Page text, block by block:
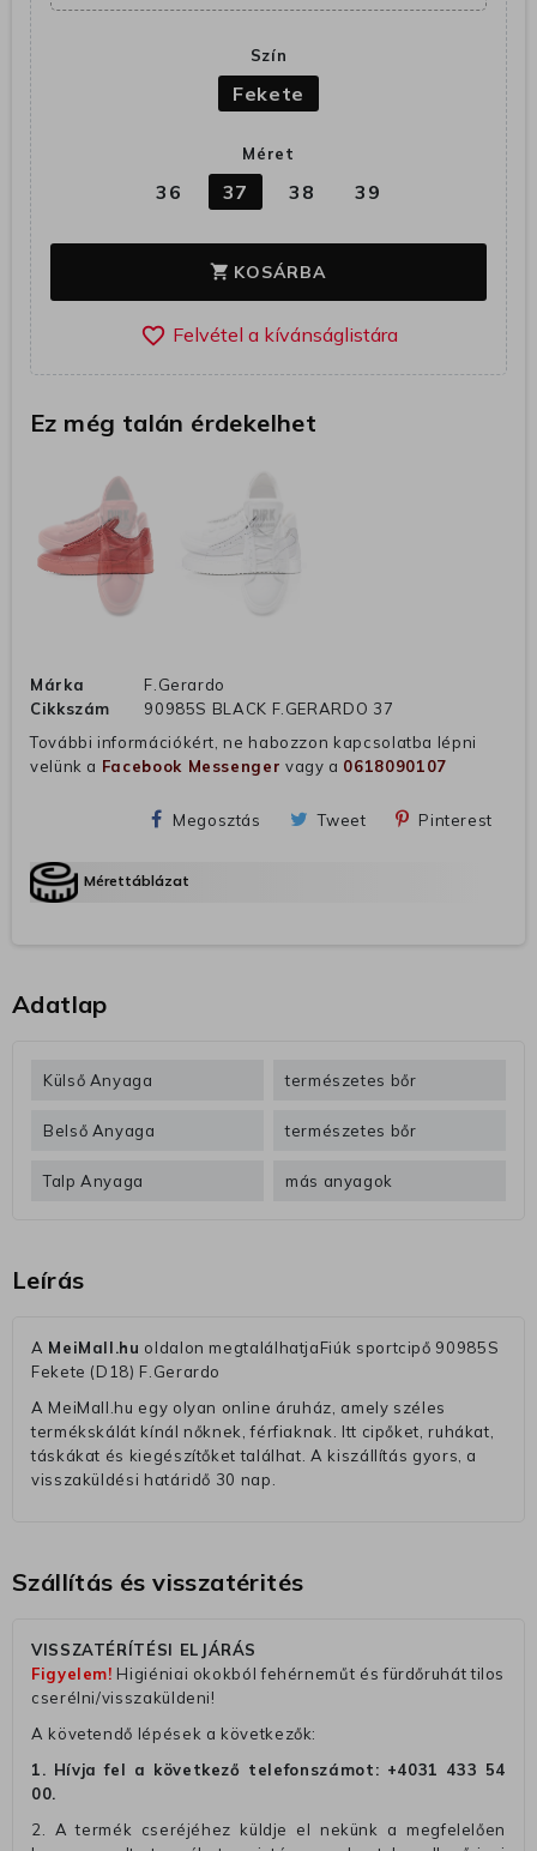
Szín
Fekete
Méret
36 37 38 39
shopping_cart KOSÁRBA
favorite_border
Ez még talán érdekelhet
Márka
F.Gerardo
Cikkszám
90985S BLACK F.GERARDO 37
További információkért, ne habozzon kapcsolatba lépni
velünk a Facebook Messenger vagy a 0618090107
Megosztás Tweet Pinterest
Mérettáblázat
Adatlap
Külső Anyaga természetes bőr
Belső Anyaga természetes bőr
Talp Anyaga más anyagok
Leírás
A MeiMall.hu oldalon megtalálhatjaFiúk sportcipő 90985S
Fekete (D18) F.Gerardo
A MeiMall.hu egy olyan online áruház, amely széles
termékskálát kínál nőknek, férfiaknak. Itt cipőket, ruhákat,
táskákat és kiegészítőket találhat. A kiszállítás gyors, a
visszaküldési határidő 30 nap.
Szállítás és visszatérités
VISSZATÉRÍTÉSI ELJÁRÁS
Figyelem! Higiéniai okokból fehérneműt és fürdőruhát tilos
cserélni/visszaküldeni!
A követendő lépések a következők:
1. Hívja fel a következő telefonszámot: +4031 433 54
00.
2. A termék cseréjéhez küldje el nekünk a megfelelően